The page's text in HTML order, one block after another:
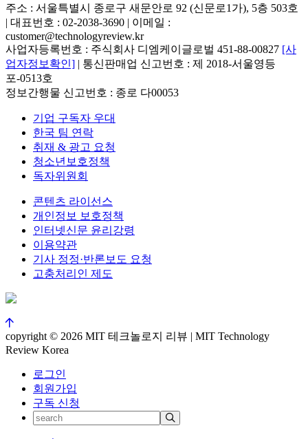
주소 : 서울특별시 종로구 새문안로 92 (신문로1가), 5층 503호
| 대표번호 : 02-2038-3690 | 이메일 :
customer@technologyreview.kr
사업자등록번호 : 주식회사 디엠케이글로벌 451-88-00827 [사
업자정보확인] | 통신판매업 신고번호 : 제 2018-서울영등
포-0513호
정보간행물 신고번호 : 종로 다00053
기업 구독자 우대
한국 팀 연락
취재 & 광고 요청
청소년보호정책
독자위원회
콘텐츠 라이선스
개인정보 보호정책
인터넷신문 윤리강령
이용약관
기사 정정·반론보도 요청
고충처리인 제도
copyright © 2026 MIT 테크놀로지 리뷰 | MIT Technology
Review Korea
로그인
회원가입
구독 신청